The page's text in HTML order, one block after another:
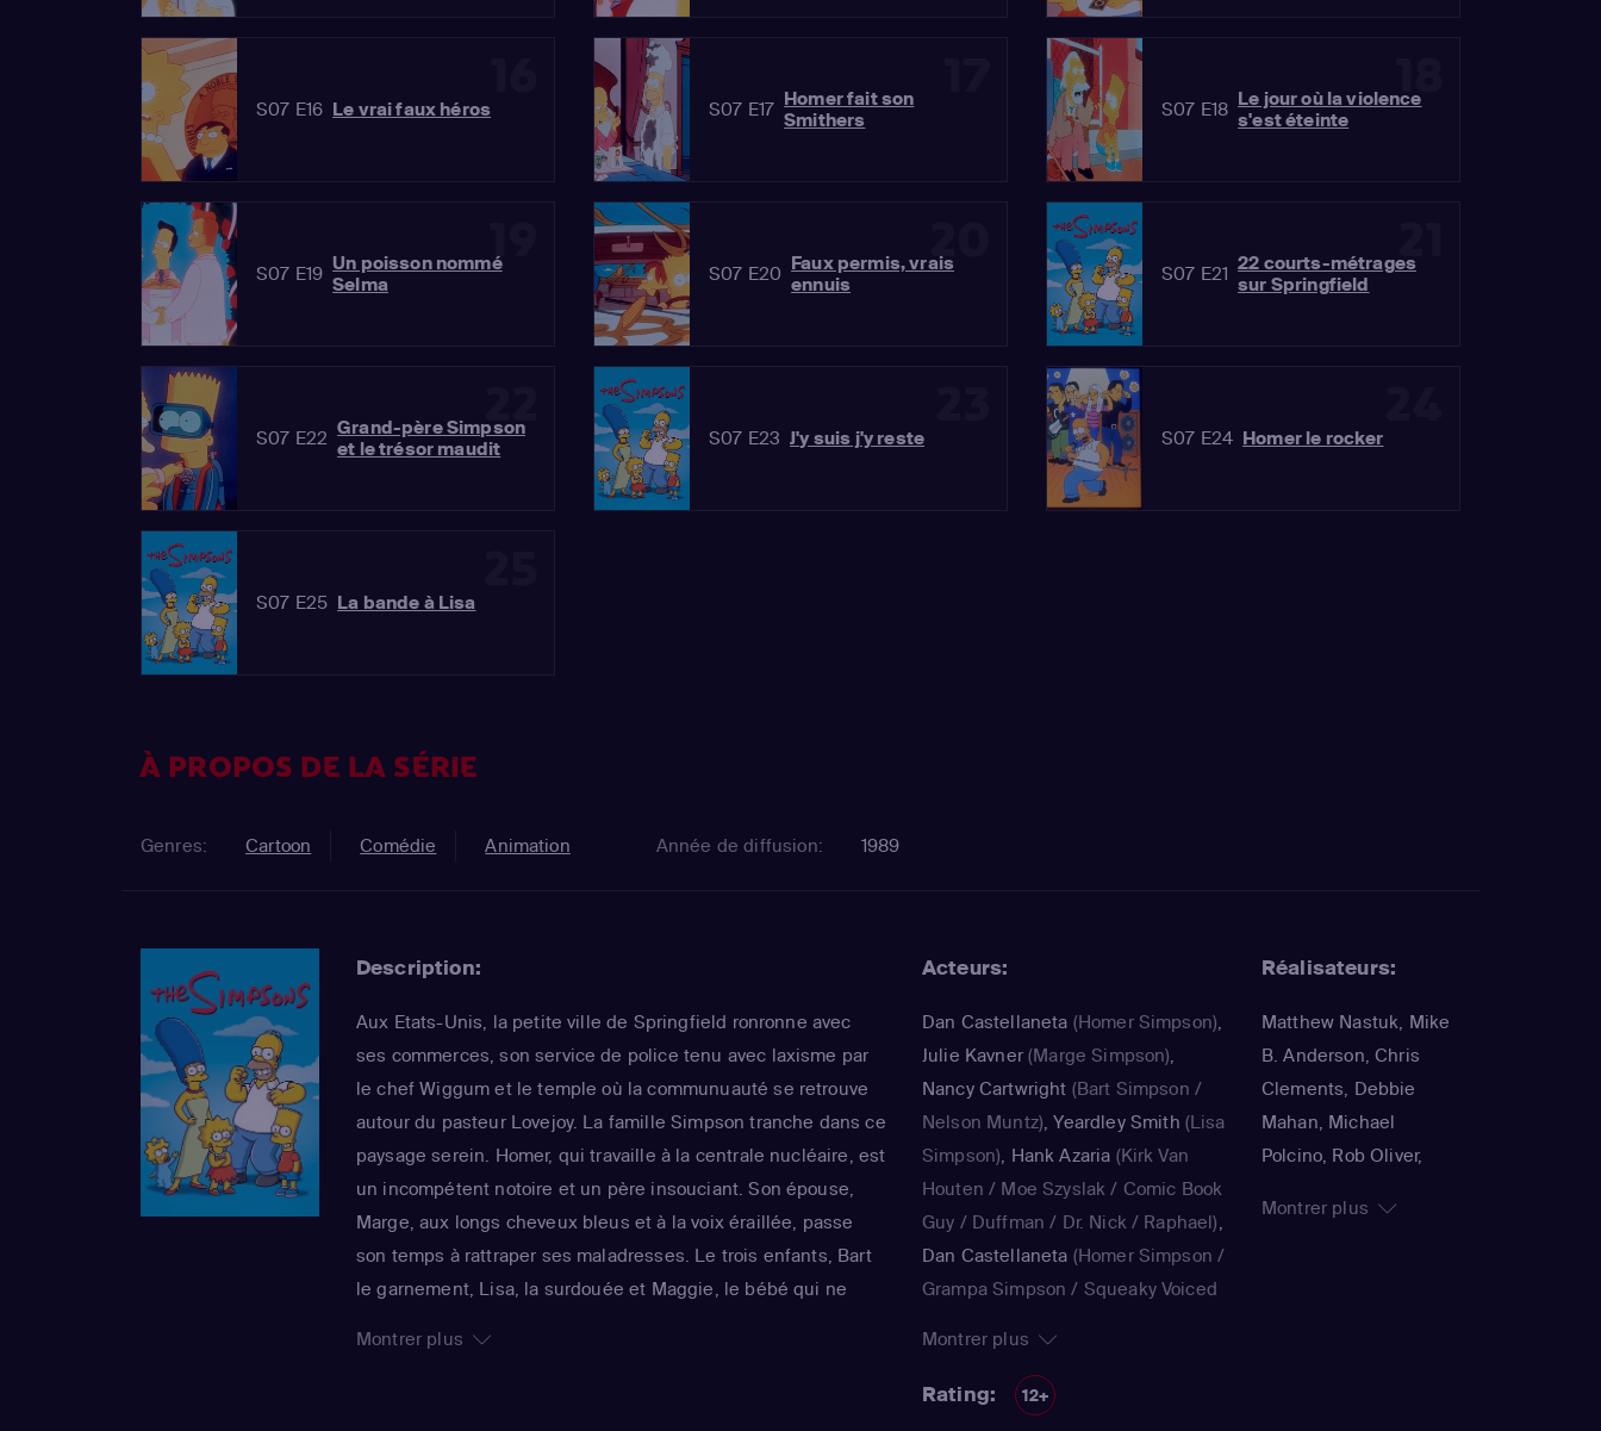
S07 E16 Le vrai faux héros S07 E17 Homer fait son
Smithers
S07 E18 Le jour où la violence
s'est éteinte
19
S07 E19 Un poisson nommé
Selma
20
S07 E20 Faux permis, vrais
ennuis
S07 E21 22 courts-métrages
sur Springfield
S07 E22 Grand-père Simpson
et le trésor maudit
S07 E23 J'y suis j'y reste S07 E24 Homer le rocker
S07 E25 La bande à Lisa
À PROPOS DE LA SÉRIE
Genres: Cartoon Comédie Animation Année de diffusion: 1989
Description:
Aux Etats-Unis, la petite ville de Springfield ronronne avec
ses commerces, son service de police tenu avec laxisme par
le chef Wiggum et le temple où la communuauté se retrouve
autour du pasteur Lovejoy. La famille Simpson tranche dans ce
paysage serein. Homer, qui travaille à la centrale nucléaire, est
un incompétent notoire et un père insouciant. Son épouse,
Marge, aux longs cheveux bleus et à la voix éraillée, passe
son temps à rattraper ses maladresses. Le trois enfants, Bart
le garnement, Lisa, la surdouée et Maggie, le bébé qui ne
foyer. La série impertinente de Matt Groening, qui a déjà fêté
Montrer plus
Acteurs:
Dan Castellaneta (Homer Simpson),
Julie Kavner(Marge Simpson),
Nancy Cartwright (Bart Simpson /
Nelson Muntz),Yeardley Smith (Lisa
Simpson), Hank Azaria (Kirk Van
Houten / Moe Szyslak / Comic Book
Guy / Duffman / Dr. Nick / Raphael),
Dan Castellaneta (Homer Simpson /
Grampa Simpson / Squeaky Voiced
Simpson / Patty Bouvier / voice)
Nancy Cartwright
Kearney Zzyzwicz / voice)
Montrer plus
Rating: 12+
Réalisateurs:
Matthew Nastuk, Mike
B. Anderson, Chris
Clements, Debbie
Mahan, Michael
Polcino, Rob Oliver,
K., Jorge R. Gutiérrez,
Montrer plus